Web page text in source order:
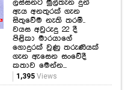
ගොදුරක් වුණු තරුණියක්
ගැන ඇසෙන සංවේදී
කතාව මෙන්න...
1,395 Views
සමනල්ලු පියාඹන
හැඟීමට නෙවෙයි ආදරය
කියන්නේ.. සහකාරයෙක්
ගැන රොෂෙල්ගෙන්